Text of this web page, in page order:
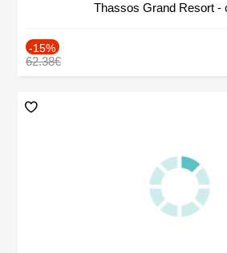
Thassos Grand Resort -
-15%
62.38€